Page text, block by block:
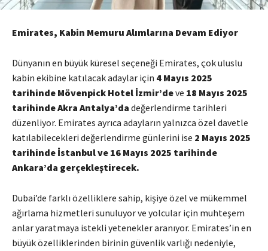
Emirates, Kabin Memuru Alımlarına Devam Ediyor
Dünyanın en büyük küresel seçeneği Emirates, çok uluslu
kabin ekibine katılacak adaylar için 4 Mayıs 2025
tarihinde Mövenpick Hotel İzmir’deve 18 Mayıs 2025
tarihinde Akra Antalya’da değerlendirme tarihleri
düzenliyor. Emirates ayrıca adayların yalnızca özel davetle
katılabilecekleri değerlendirme günlerini ise 2 Mayıs 2025
tarihinde İstanbul ve 16 Mayıs 2025 tarihinde
Ankara’da gerçekleştirecek.
Dubai’de farklı özelliklere sahip, kişiye özel ve mükemmel
ağırlama hizmetleri sunuluyor ve yolcular için muhteşem
anlar yaratmaya istekli yetenekler aranıyor. Emirates’in en
büyük özelliklerinden birinin güvenlik varlığı nedeniyle,